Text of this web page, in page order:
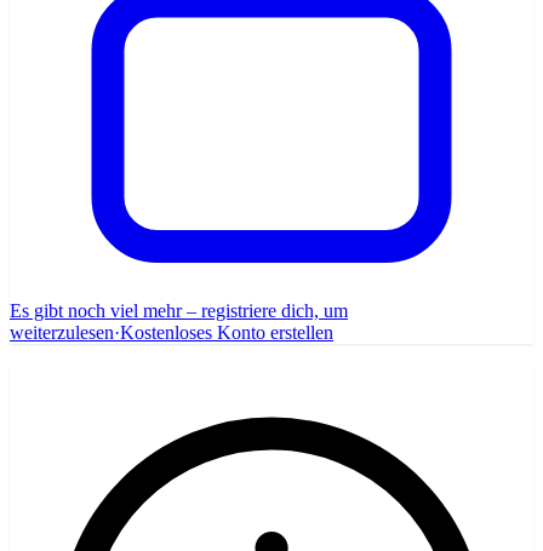
Es gibt noch viel mehr – registriere dich, um
weiterzulesen·Kostenloses Konto erstellen